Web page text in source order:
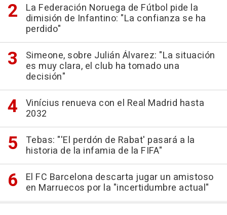
La Federación Noruega de Fútbol pide la
dimisión de Infantino: "La confianza se ha
perdido"
Simeone, sobre Julián Álvarez: "La situación
es muy clara, el club ha tomado una
decisión"
Vinícius renueva con el Real Madrid hasta
2032
Tebas: "'El perdón de Rabat' pasará a la
historia de la infamia de la FIFA"
El FC Barcelona descarta jugar un amistoso
en Marruecos por la "incertidumbre actual"